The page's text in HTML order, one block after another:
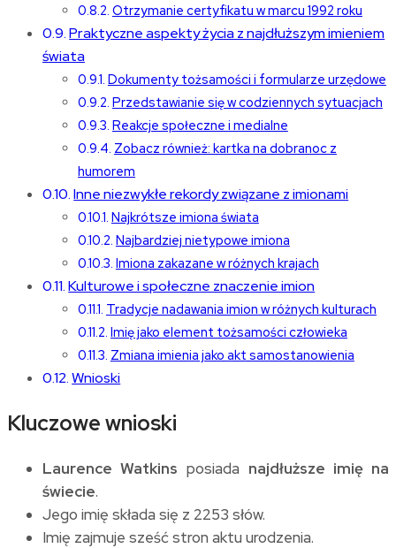
Otrzymanie certyfikatu w marcu 1992 roku
Praktyczne aspekty życia z najdłuższym imieniem
świata
Dokumenty tożsamości i formularze urzędowe
Przedstawianie się w codziennych sytuacjach
Reakcje społeczne i medialne
Zobacz również: kartka na dobranoc z
humorem
Inne niezwykłe rekordy związane z imionami
Najkrótsze imiona świata
Najbardziej nietypowe imiona
Imiona zakazane w różnych krajach
Kulturowe i społeczne znaczenie imion
Tradycje nadawania imion w różnych kulturach
Imię jako element tożsamości człowieka
Zmiana imienia jako akt samostanowienia
Wnioski
Kluczowe wnioski
Laurence Watkins posiada najdłuższe imię na
świecie.
Jego imię składa się z 2253 słów.
Imię zajmuje sześć stron aktu urodzenia.